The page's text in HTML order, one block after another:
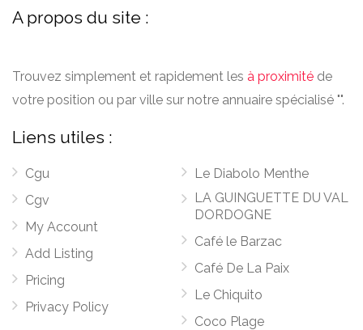
A propos du site :
Trouvez simplement et rapidement les à proximité de
votre position ou par ville sur notre annuaire spécialisé "".
Liens utiles :
Cgu
Cgv
My Account
Add Listing
Pricing
Privacy Policy
Le Diabolo Menthe
LA GUINGUETTE DU VAL
DORDOGNE
Café le Barzac
Café De La Paix
Le Chiquito
Coco Plage